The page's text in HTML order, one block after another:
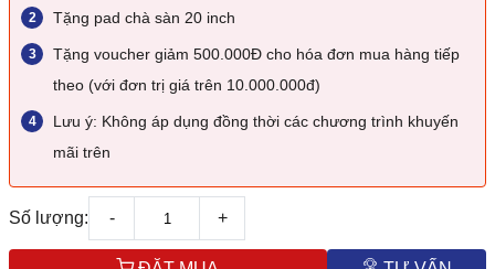
Tặng pad chà sàn 20 inch
Tặng voucher giảm 500.000Đ cho hóa đơn mua hàng tiếp
theo (với đơn trị giá trên 10.000.000đ)
Lưu ý: Không áp dụng đồng thời các chương trình khuyến
mãi trên
Số lượng: - +